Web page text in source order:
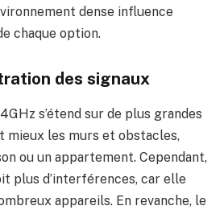
dense influence
chaque option.
des signaux
s’étend sur de plus grandes
mieux les murs et obstacles,
ou un appartement. Cependant,
plus d’interférences, car elle
appareils. En revanche, le